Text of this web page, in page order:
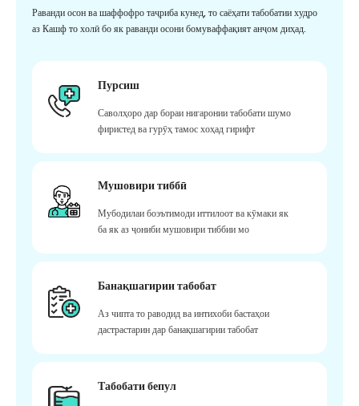
Раванди осон ва шаффофро таҷриба кунед, то саёҳати табобатии худро
аз Кашф то холӣ бо як раванди осони бомуваффақият анҷом диҳад.
Пурсиш
Саволҳоро дар бораи нигаронии табобати шумо
фиристед ва гурӯҳ тамос хоҳад гирифт
Мушовири тиббӣ
Мубодилаи боэътимоди иттилоот ва кӯмаки як
ба як аз ҷониби мушовири тиббии мо
Банақшагирии табобат
Аз чипта то раводид ва интихоби бастаҳои
дастрастарин дар банақшагирии табобат
Табобати бепул